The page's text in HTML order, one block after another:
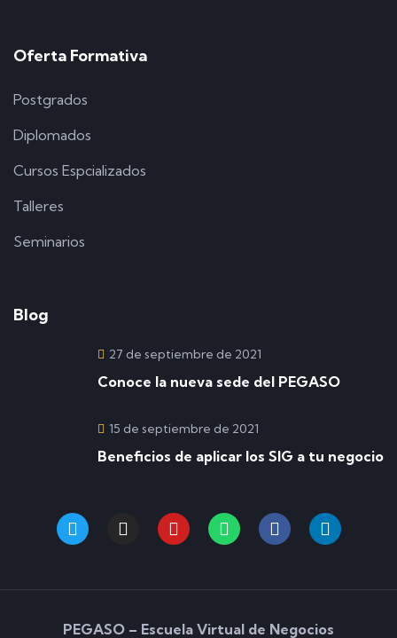
Oferta Formativa
Postgrados
Diplomados
Cursos Espcializados
Talleres
Seminarios
Blog
27 de septiembre de 2021
Conoce la nueva sede del PEGASO
15 de septiembre de 2021
Beneficios de aplicar los SIG a tu negocio
PEGASO – Escuela Virtual de Negocios